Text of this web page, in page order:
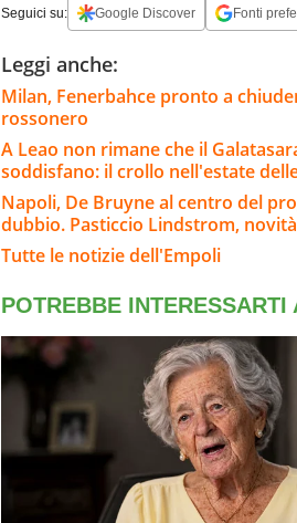
Seguici su: Google Discover Fonti
Leggi anche:
Milan, Fenerbahce pronto a
rossonero
A Leao non rimane che il
soddisfano: il crollo nell'estate
Napoli, De Bruyne al centro del
dubbio. Pasticcio Lindstrom,
Tutte le notizie dell'Empoli